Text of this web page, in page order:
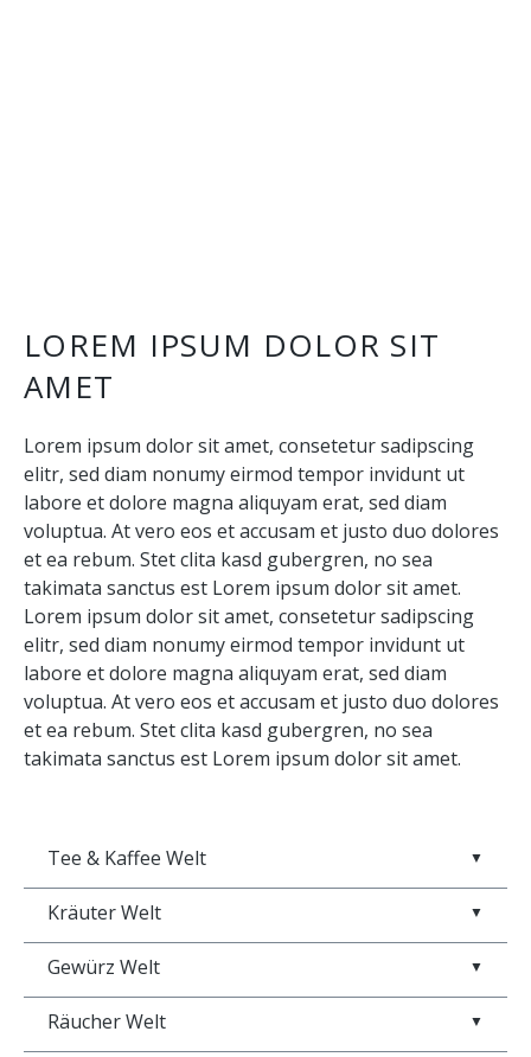
LOREM IPSUM DOLOR SIT
AMET
Lorem ipsum dolor sit amet, consetetur sadipscing
elitr, sed diam nonumy eirmod tempor invidunt ut
labore et dolore magna aliquyam erat, sed diam
voluptua. At vero eos et accusam et justo duo dolores
et ea rebum. Stet clita kasd gubergren, no sea
takimata sanctus est Lorem ipsum dolor sit amet.
Lorem ipsum dolor sit amet, consetetur sadipscing
elitr, sed diam nonumy eirmod tempor invidunt ut
labore et dolore magna aliquyam erat, sed diam
voluptua. At vero eos et accusam et justo duo dolores
et ea rebum. Stet clita kasd gubergren, no sea
takimata sanctus est Lorem ipsum dolor sit amet.
Tee & Kaffee Welt ▼
Kräuter Welt ▼
Gewürz Welt ▼
Räucher Welt ▼